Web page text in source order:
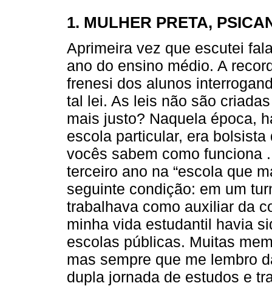
1. MULHER PRETA,
Aprimeira vez que escutei
ano do ensino médio. A
frenesi dos alunos
tal lei. As leis não são
mais justo? Naquela época,
escola particular, era
vocês sabem como funciona
terceiro ano na “escola que
seguinte condição: em um
trabalhava como auxiliar da
minha vida estudantil havia
escolas públicas. Muitas
mas sempre que me lembro
dupla jornada de estudos e